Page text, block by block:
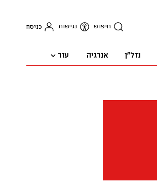
חיפוש נגישות כניסה
נדל"ן אנרגיה עוד